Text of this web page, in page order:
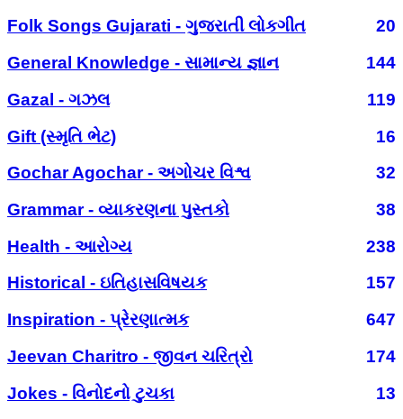
Folk Songs Gujarati - ગુજરાતી લોકગીત
20
General Knowledge - સામાન્ય જ્ઞાન
144
Gazal - ગઝલ
119
Gift (સ્મૃતિ ભેટ)
16
Gochar Agochar - અગોચર વિશ્વ
32
Grammar - વ્યાકરણના પુસ્તકો
38
Health - આરોગ્ય
238
Historical - ઇતિહાસવિષયક
157
Inspiration - પ્રેરણાત્મક
647
Jeevan Charitro - જીવન ચરિત્રો
174
Jokes - વિનોદનો ટુચકા
13